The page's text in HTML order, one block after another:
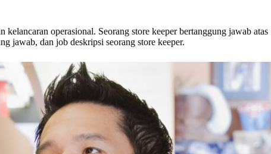
operasional. Seorang store keeper bertanggung jawab atas
jawab, dan job deskripsi seorang store keeper.